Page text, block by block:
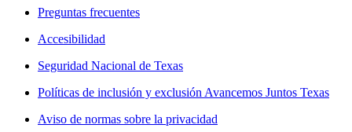
Preguntas frecuentes
Accesibilidad
Seguridad Nacional de Texas
Políticas de inclusión y exclusión Avancemos Juntos Texas
Aviso de normas sobre la privacidad